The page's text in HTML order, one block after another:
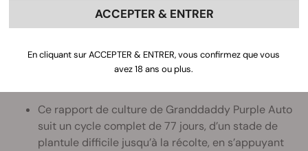
Ce rapport de culture de Granddaddy Purple Auto
suit un cycle complet de 77 jours, d’un stade de
plantule difficile jusqu’à la récolte, en s’appuyant
ACCEPTER & ENTRER
En cliquant sur ACCEPTER & ENTRER, vous confirmez que vous
avez 18 ans ou plus.